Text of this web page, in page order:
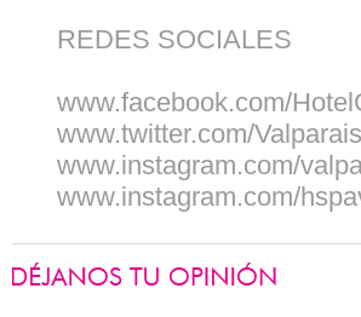
REDES SOCIALES
www.facebook.com/
www.twitter.com/
www.instagram.com/
www.instagram.com/